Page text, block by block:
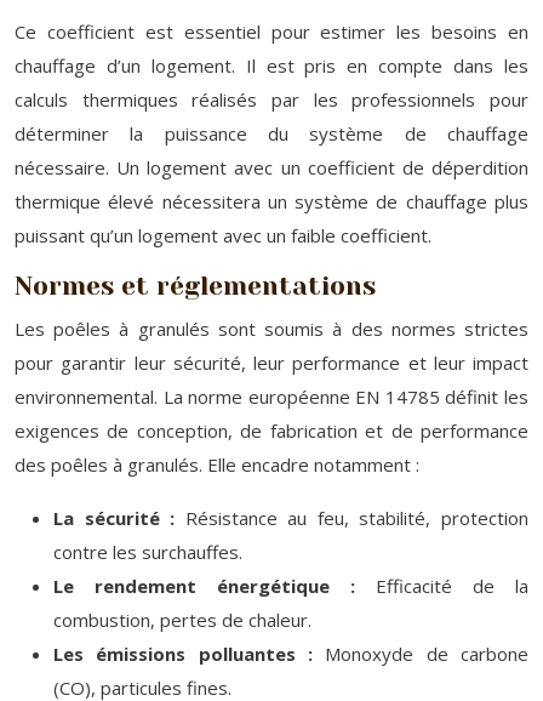
Ce coefficient est essentiel pour estimer les besoins en
chauffage d’un logement. Il est pris en compte dans les
calculs thermiques réalisés par les professionnels pour
déterminer la puissance du système de chauffage
nécessaire. Un logement avec un coefficient de déperdition
thermique élevé nécessitera un système de chauffage plus
puissant qu’un logement avec un faible coefficient.
Normes et réglementations
Les poêles à granulés sont soumis à des normes strictes
pour garantir leur sécurité, leur performance et leur impact
environnemental. La norme européenne EN 14785 définit les
exigences de conception, de fabrication et de performance
des poêles à granulés. Elle encadre notamment :
La sécurité : Résistance au feu, stabilité, protection
contre les surchauffes.
Le rendement énergétique : Efficacité de la
combustion, pertes de chaleur.
Les émissions polluantes : Monoxyde de carbone
(CO), particules fines.